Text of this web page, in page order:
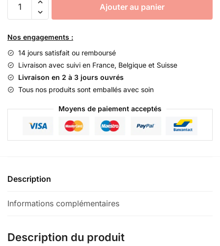
YI
-
Semen
Coicis
Lachryma
Ajouter au panier
Nos engagements :
14 jours satisfait ou remboursé
Livraison avec suivi en France, Belgique et Suisse
Livraison en 2 à 3 jours ouvrés
Tous nos produits sont emballés avec soin
Moyens de paiement acceptés
Description
Informations complémentaires
Description du produit